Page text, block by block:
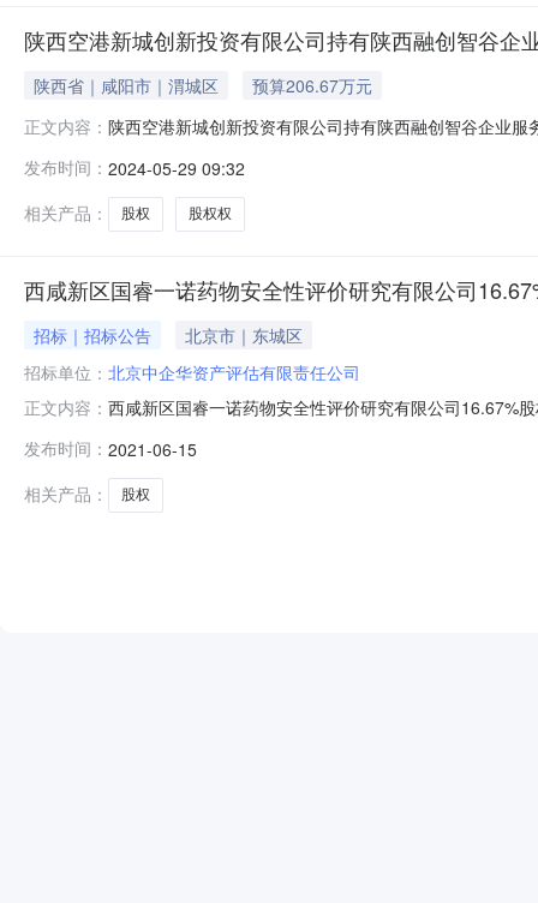
陕西空港新城创新投资有限公司持有陕西融创智谷企
陕西省｜咸阳市｜渭城区
预算206.67万元
正文内容： 陕西空港新城创新投资有限公司持有陕西融创智谷企业
期（报名开始时间）2024年5月28日信息披露结束日期
新区空港
发布时间： 2024-05-29 09:32
相关产品：
股权 股权权
西咸新区国睿一诺药物安全性评价研究有限公司
招标｜招标公告
北京市｜东城区
招标单位： 北京中企华资产评估有限责任公司
正文内容： 西咸新区国睿一诺药物安全性评价研究有限公司16.67%
06-1609:00:00至2021-07-1318:00:00。（4）交易方式
发布时间： 2021-06-15
相关产品：
股权